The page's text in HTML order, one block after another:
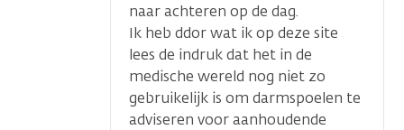
naar achteren op de dag.
Ik heb ddor wat ik op deze site
lees de indruk dat het in de
medische wereld nog niet zo
gebruikelijk is om darmspoelen te
adviseren voor aanhoudende